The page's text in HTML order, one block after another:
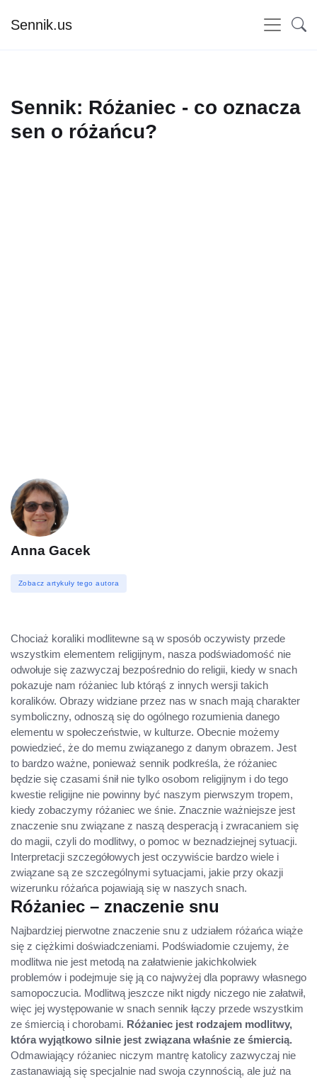
Sennik.us
Sennik: Różaniec - co oznacza
sen o różańcu?
Anna Gacek
Zobacz artykuły tego autora
Chociaż koraliki modlitewne są w sposób oczywisty przede
wszystkim elementem religijnym, nasza podświadomość nie
odwołuje się zazwyczaj bezpośrednio do religii, kiedy w snach
pokazuje nam różaniec lub którąś z innych wersji takich
koralików. Obrazy widziane przez nas w snach mają charakter
symboliczny, odnoszą się do ogólnego rozumienia danego
elementu w społeczeństwie, w kulturze. Obecnie możemy
powiedzieć, że do memu związanego z danym obrazem. Jest
to bardzo ważne, ponieważ sennik podkreśla, że różaniec
będzie się czasami śnił nie tylko osobom religijnym i do tego
kwestie religijne nie powinny być naszym pierwszym tropem,
kiedy zobaczymy różaniec we śnie. Znacznie ważniejsze jest
znaczenie snu związane z naszą desperacją i zwracaniem się
do magii, czyli do modlitwy, o pomoc w beznadziejnej sytuacji.
Interpretacji szczegółowych jest oczywiście bardzo wiele i
związane są ze szczególnymi sytuacjami, jakie przy okazji
wizerunku różańca pojawiają się w naszych snach.
Różaniec – znaczenie snu
Najbardziej pierwotne znaczenie snu z udziałem różańca wiąże
się z ciężkimi doświadczeniami. Podświadomie czujemy, że
modlitwa nie jest metodą na załatwienie jakichkolwiek
problemów i podejmuje się ją co najwyżej dla poprawy własnego
samopoczucia. Modlitwą jeszcze nikt nigdy niczego nie załatwił,
więc jej występowanie w snach sennik łączy przede wszystkim
ze śmiercią i chorobami. Różaniec jest rodzajem modlitwy,
która wyjątkowo silnie jest związana właśnie ze śmiercią.
Odmawiający różaniec niczym mantrę katolicy zazwyczaj nie
zastanawiają się specjalnie nad swoja czynnością, ale już na